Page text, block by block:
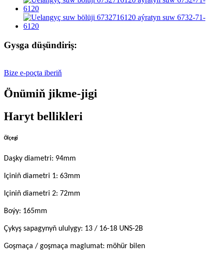
Gysga düşündiriş:
Bize e-poçta iberiň
Önümiň jikme-jigi
Haryt bellikleri
Ölçegi
Daşky diametri: 94mm
Içiniň diametri 1: 63mm
Içiniň diametri 2: 72mm
Boýy: 165mm
Çykyş sapagynyň ululygy: 13 / 16-18 UNS-2B
Goşmaça / goşmaça maglumat: möhür bilen